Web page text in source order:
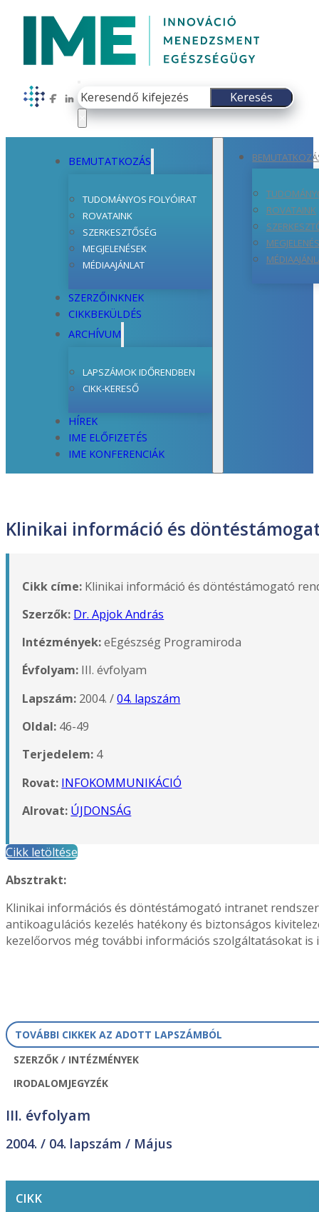
Follow us on Facebook
Follow us on LinkedIn
Keresés
Keresés
BEMUTATKOZÁS
TUDOMÁNYOS FOLYÓIRAT
ROVATAINK
SZERKESZTŐSÉG
MEGJELENÉSEK
MÉDIAAJÁNLAT
SZERZŐINKNEK
CIKKBEKÜLDÉS
ARCHÍVUM
LAPSZÁMOK IDŐRENDBEN
CIKK-KERESŐ
HÍREK
IME ELŐFIZETÉS
IME KONFERENCIÁK
ROVATAINK
Klinikai információ és
Cikk címe: Klinikai információ és döntéstámogató
Szerzők: Dr. Apjok András
Intézmények:eEgészség Programiroda
Évfolyam: III. évfolyam
Lapszám: 2004. /04. lapszám
Oldal: 46-49
Terjedelem: 4
Rovat: INFOKOMMUNIKÁCIÓ
Alrovat: ÚJDONSÁG
Cikk letöltése
Absztrakt:
Klinikai információs és döntéstámogató intranet
antikoagulációs kezelés hatékony és biztonságos
kezelőorvos még további információs szolgáltatásokat is
TOVÁBBI CIKKEK AZ ADOTT LAPSZÁMBÓL
SZERZŐK / INTÉZMÉNYEK
IRODALOMJEGYZÉK
III. évfolyam
2004. / 04. lapszám / Május
CIKK